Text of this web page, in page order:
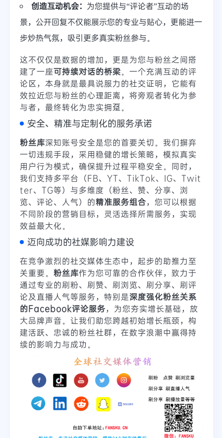
创造互动机会： 为您提供与“评论者”互动的场
景，公开回复不仅能展示您的专业与贴心，更能进一
步炒热气氛，吸引更多真实粉丝参与。
这不仅仅是数据的增加，更是为您与粉丝之间搭
建了一座可持续对话的桥梁。一个充满互动的评
论区，本身就是最具说服力的社交证明，它能有
效拉近您与粉丝的心理距离，将旁观者转化为参
与者，最终转化为忠实拥趸。
安全、精准与定制化的服务承诺
粉丝库深知账号安全是您的首要关切。我们摒弃
一切违规手段，采用稳健的增长策略，模拟真实
用户行为模式，确保提升过程平稳安全。同时，
我们支持多平台（FB、YT、TikTok、IG、Twit
ter、TG等）与多维度（粉丝、赞、分享、浏
览、评论、人气）的精准服务组合，您可以根据
不同阶段的营销目标，灵活选择所需服务，实现
效益最大化。
迈向成功的社媒影响力建设
在竞争激烈的社交媒体生态中，起步的助推力至
关重要。 粉丝库作为您可靠的合作伙伴，致力于
通过专业的刷粉、刷赞、刷浏览、刷分享、刷评
论及直播人气等服务，特别是深度强化粉丝关系
的Facebook评论服务，为您夯实增长基础，放
大品牌声音。让我们助您跨越初始增长瓶颈，构
建活跃、忠诚的粉丝社群，在数字浪潮中赢得持
续的影响力与成功。